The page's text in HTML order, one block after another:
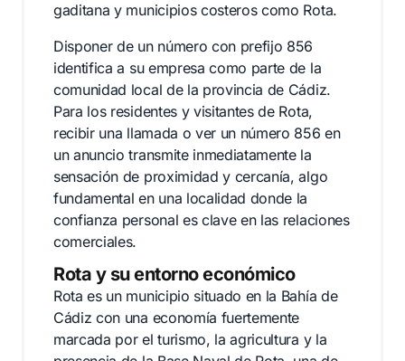
gaditana y municipios costeros como Rota.
Disponer de un número con prefijo 856
identifica a su empresa como parte de la
comunidad local de la provincia de Cádiz.
Para los residentes y visitantes de Rota,
recibir una llamada o ver un número 856 en
un anuncio transmite inmediatamente la
sensación de proximidad y cercanía, algo
fundamental en una localidad donde la
confianza personal es clave en las relaciones
comerciales.
Rota y su entorno económico
Rota es un municipio situado en la Bahía de
Cádiz con una economía fuertemente
marcada por el turismo, la agricultura y la